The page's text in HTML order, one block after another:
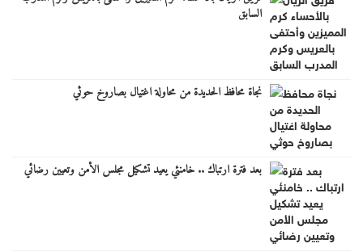
السابق
نجاة محافظ الحديدة من محاولة اغتيال بصاروخ حوثي
بعد فترة ارتباك .. خامنئي يعيد تشكيل مجلس الأمن وتعيين رضائي